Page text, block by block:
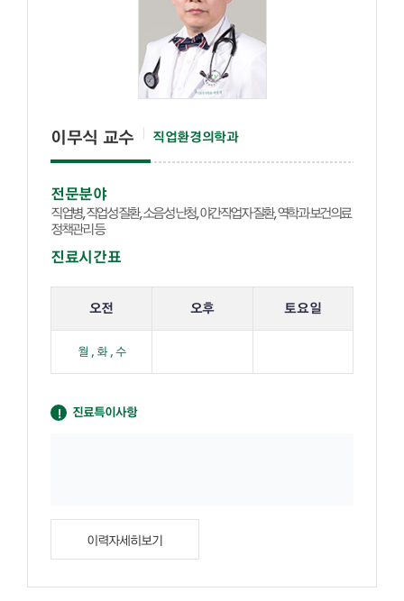
이무식 교수 직업환경의학과
전문분야
직업병, 직업성 질환, 소음성 난청, 야간작업자 질환, 역학과 보건의료
정책관리 등
진료시간표
오전 오후 토요일
월 , 화 , 수
진료특이사항
이력자세히보기